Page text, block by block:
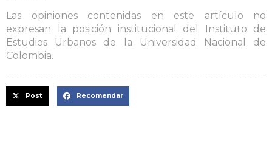
Las opiniones contenidas en este artículo no
expresan la posición institucional del Instituto de
Estudios Urbanos de la Universidad Nacional de
Colombia.
Post Recomendar